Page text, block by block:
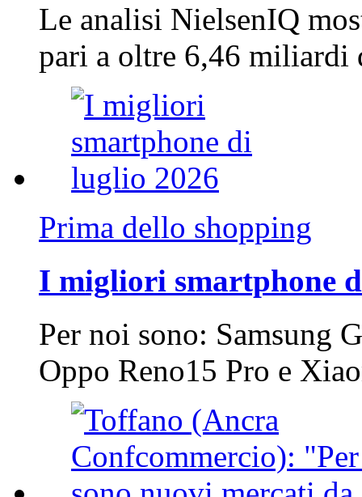
Le analisi NielsenIQ
pari a oltre 6,46
Prima dello shopping
I migliori smartphone
Per noi sono: Samsung
Oppo Reno15 Pro e